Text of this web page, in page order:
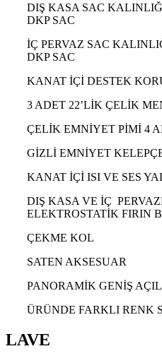
DIŞ KASA SAC
DKP SAC
İÇ PERVAZ SAC
DKP SAC
KANAT İÇİ DESTEK
3 ADET 22’LİK ÇELİK
ÇELİK EMNİYET PİMİ 4
GİZLİ EMNİYET
KANAT İÇİ ISI VE SES
DIŞ KASA VE İÇ
ELEKTROSTATİK FIRIN
ÇEKME KOL
SATEN AKSESUAR
PANORAMİK GENİŞ
ÜRÜNDE FARKLI RENK
LAVE